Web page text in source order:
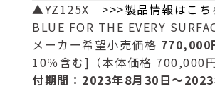
▲YZ125X >>>製品情報はこち
BLUE FOR THE EVERY
メーカー希望小売価格 770,000
10％含む]（本体価格 700,000
付期間：2023年8月30日～